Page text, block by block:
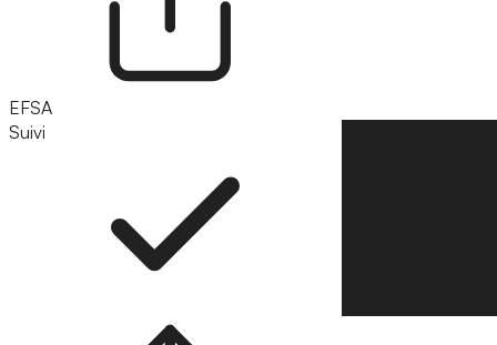
EFSA
Suivi